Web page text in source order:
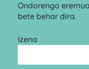
Ondorengo
bete behar dira.
Izena